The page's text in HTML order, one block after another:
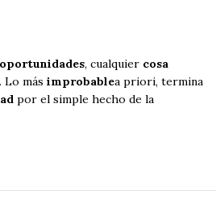
, cualquier cosa
. Lo más improbablea priori, termina
por el simple hecho de la